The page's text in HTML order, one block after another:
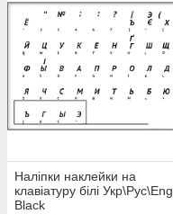
Наліпки наклейки на
клавіатуру білі Укр\Рус\Eng
Black